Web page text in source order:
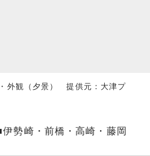
外観（夕景） 提供元：大津プ
勢崎・前橋・高崎・藤岡